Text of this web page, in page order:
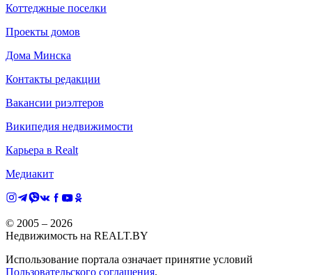
Коттеджные поселки
Проекты домов
Дома Минска
Контакты редакции
Вакансии риэлтеров
Википедия недвижимости
Карьера в Realt
Медиакит
© 2005 – 2026
Недвижимость на REALT.BY
Использование портала означает принятие условий
Пользовательского соглашения.